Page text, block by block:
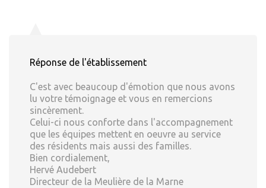
Réponse de l'établissement
C'est avec beaucoup d'émotion que nous avons
lu votre témoignage et vous en remercions
sincèrement.
Celui-ci nous conforte dans l'accompagnement
que les équipes mettent en oeuvre au service
des résidents mais aussi des familles.
Bien cordialement,
Hervé Audebert
Directeur de la Meulière de la Marne